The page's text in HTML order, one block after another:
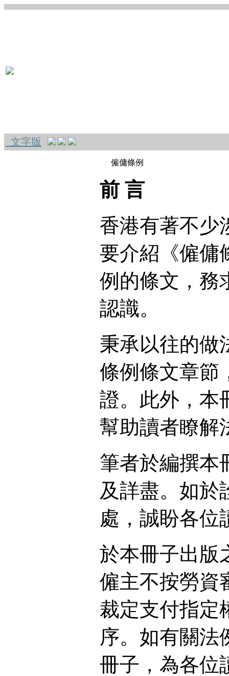
文字版
僱傭條例
前 言
香港有著不少
要介紹《僱傭
例的條文，務
認識。
秉承以往的做
條例條文章節
證。此外，本
幫助讀者瞭解
筆者於編撰本
及詳盡。如於
處，誠盼各位
於本冊子出版
僱主不按勞資
裁定支付指定
序。如有關法
冊子，為各位